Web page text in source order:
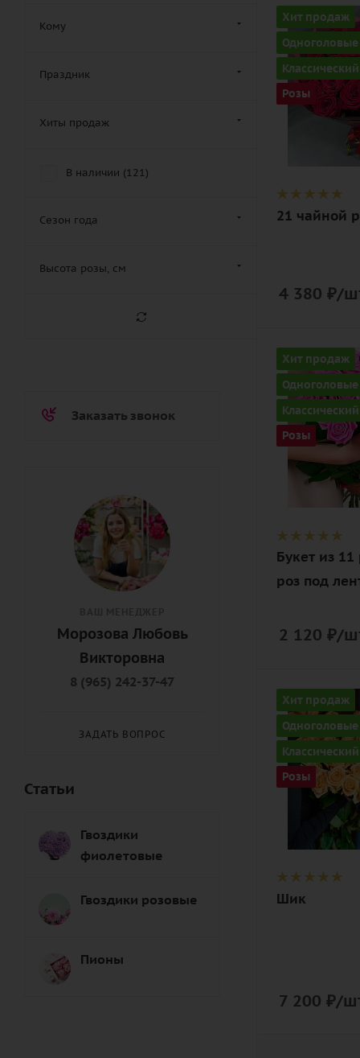
Хит продаж
Одноголовые
Классический
Розы
Количество
21
Цвет
алый,
красный,
чайный
упаковка
21 чайной
4 380 ₽/
Хит продаж
Одноголовые
Классический
Розы
Количество
11
Цвет
розовый
Описание
роза, лента
Букет из
роз под
2 120 ₽/
Хит продаж
Одноголовые
Классический
Розы
Количество
35
Цвет
Описание
роза, лента
Шик
7 200 ₽/
Кому
Праздник
Хиты продаж
В наличии (121)
Сезон года
Высота розы, см
Заказать звонок
Морозова Любовь
Викторовна
8 (965) 242-37-47
ЗАДАТЬ ВОПРОС
Статьи
Гвоздики
фиолетовые
Гвоздики розовые
Пионы